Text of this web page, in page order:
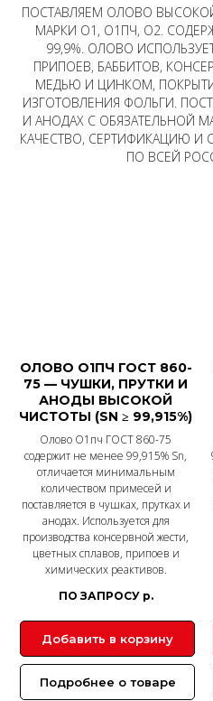
ПОСТАВЛЯЕМ ОЛОВО
МАРКИ О1, О1ПЧ, О2.
99,9%. ОЛОВО
ПРИПОЕВ, БАББИТОВ,
МЕДЬЮ И ЦИНКОМ,
ИЗГОТОВЛЕНИЯ ФОЛЬГИ.
И АНОДАХ С ОБЯЗАТЕЛЬНОЙ
КАЧЕСТВО, СЕРТИФИКАЦИЮ И
ПО ВСЕЙ
ОЛОВО О1ПЧ ГОСТ 860-
75 — ЧУШКИ, ПРУТКИ И
АНОДЫ ВЫСОКОЙ
ЧИСТОТЫ (SN ≥ 99,915%)
Олово О1пч ГОСТ 860-75
содержит не менее 99,915% Sn,
отличается минимальным
количеством примесей и
поставляется в чушках, прутках и
анодах. Используется для
производства консервной жести,
цветных сплавов, припоев и
химических реактивов.
ПО ЗАПРОСУ р.
Добавить в корзину
Подробнее о товаре